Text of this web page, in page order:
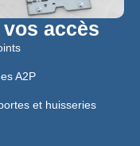
accès
A2P
et huisseries